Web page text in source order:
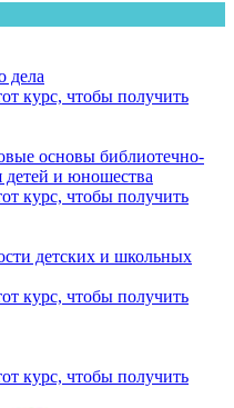
дела
курс, чтобы получить
основы библиотечно-
и юношества
курс, чтобы получить
детских и школьных
курс, чтобы получить
курс, чтобы получить